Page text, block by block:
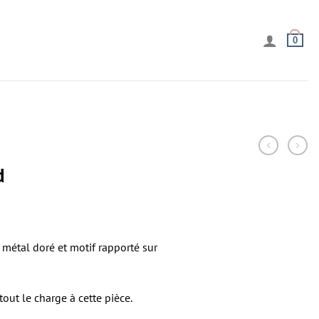
0
doré et motif rapporté sur
le charge à cette pièce.